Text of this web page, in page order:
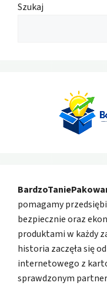
Szukaj
pomagamy
bezpiecznie oraz
produktami w każdy
historia zaczęła się
internetowego z
sprawdzonym